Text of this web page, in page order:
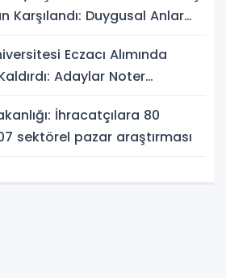
Karşılandı: Duygusal Anlar
Eczacı Alımında
Adaylar Noter
İhracatçılara 80
sektörel pazar araştırması